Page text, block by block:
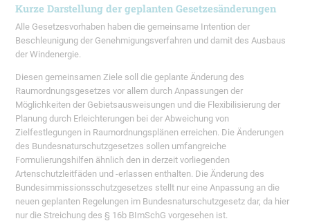
Kurze Darstellung der geplanten Gesetzesänderungen
Alle Gesetzesvorhaben haben die gemeinsame Intention der
Beschleunigung der Genehmigungsverfahren und damit des Ausbaus
der Windenergie.
Diesen gemeinsamen Ziele soll die geplante Änderung des
Raumordnungsgesetzes vor allem durch Anpassungen der
Möglichkeiten der Gebietsausweisungen und die Flexibilisierung der
Planung durch Erleichterungen bei der Abweichung von
Zielfestlegungen in Raumordnungsplänen erreichen. Die Änderungen
des Bundesnaturschutzgesetzes sollen umfangreiche
Formulierungshilfen ähnlich den in derzeit vorliegenden
Artenschutzleitfäden und -erlassen enthalten. Die Änderung des
Bundesimmissionsschutzgesetzes stellt nur eine Anpassung an die
neuen geplanten Regelungen im Bundesnaturschutzgesetz dar, da hier
nur die Streichung des § 16b BImSchG vorgesehen ist.